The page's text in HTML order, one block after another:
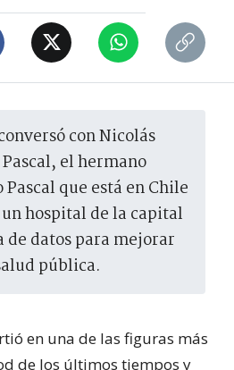
el hermano
que está en Chile
hospital de la capital
de datos para mejorar
pública.
en una de las figuras más
de los últimos tiempos y